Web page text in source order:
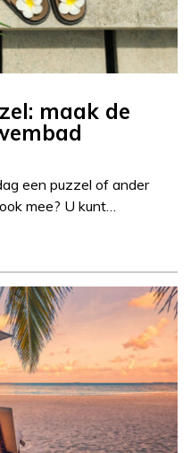
maak de
een puzzel of ander
mee? U kunt…